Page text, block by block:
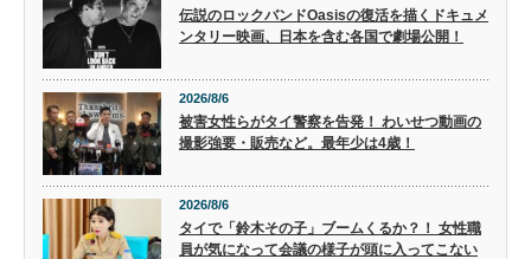
伝説のロックバンドOasisの復活を描くドキュメ
ンタリー映画、日本を含む各国で劇場公開！
2026/8/6
被害女性らがタイ警察を告発！ わいせつ動画の
撮影強要・販売など。最年少は4歳！
2026/8/6
タイで「鈴木その子」ブームくるか？！ 女性職
員が気になって会議の様子が頭に入ってこない